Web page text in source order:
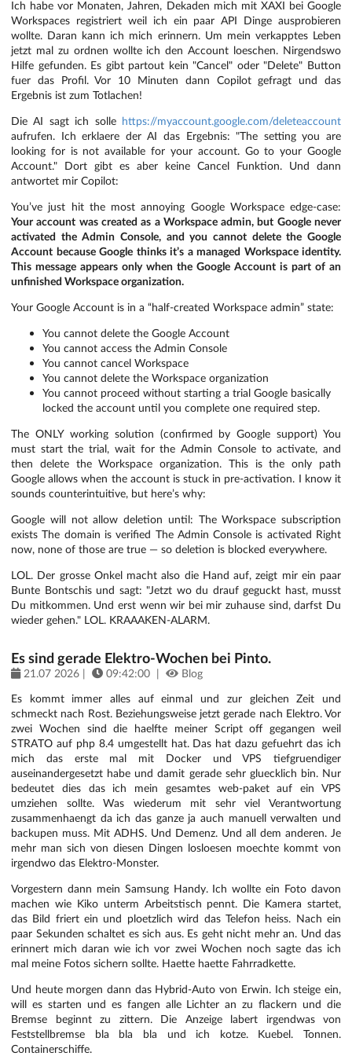
Ich habe vor Monaten, Jahren, Dekaden mich mit XAXI bei Google
Workspaces registriert weil ich ein paar API Dinge ausprobieren
wollte. Daran kann ich mich erinnern. Um mein verkapptes Leben
jetzt mal zu ordnen wollte ich den Account loeschen. Nirgendswo
Hilfe gefunden. Es gibt partout kein "Cancel" oder "Delete" Button
fuer das Profil. Vor 10 Minuten dann Copilot gefragt und das
Ergebnis ist zum Totlachen!
Die AI sagt ich solle https://myaccount.google.com/deleteaccount
aufrufen. Ich erklaere der AI das Ergebnis: "The setting you are
looking for is not available for your account. Go to your Google
Account." Dort gibt es aber keine Cancel Funktion. Und dann
antwortet mir Copilot:
You’ve just hit the most annoying Google Workspace edge‑case:
Your account was created as a Workspace admin, but Google never
activated the Admin Console, and you cannot delete the Google
Account because Google thinks it’s a managed Workspace identity.
This message appears only when the Google Account is part of an
unfinished Workspace organization.
Your Google Account is in a “half‑created Workspace admin” state:
You cannot delete the Google Account
You cannot access the Admin Console
You cannot cancel Workspace
You cannot delete the Workspace organization
You cannot proceed without starting a trial Google basically
locked the account until you complete one required step.
The ONLY working solution (confirmed by Google support) You
must start the trial, wait for the Admin Console to activate, and
then delete the Workspace organization. This is the only path
Google allows when the account is stuck in pre‑activation. I know it
sounds counterintuitive, but here’s why:
Google will not allow deletion until: The Workspace subscription
exists The domain is verified The Admin Console is activated Right
now, none of those are true — so deletion is blocked everywhere.
LOL. Der grosse Onkel macht also die Hand auf, zeigt mir ein paar
Bunte Bontschis und sagt: "Jetzt wo du drauf geguckt hast, musst
Du mitkommen. Und erst wenn wir bei mir zuhause sind, darfst Du
wieder gehen." LOL. KRAAAKEN-ALARM.
Es sind gerade Elektro-Wochen bei Pinto.
21.07 2026 | 09:42:00 |
Blog
Es kommt immer alles auf einmal und zur gleichen Zeit und
schmeckt nach Rost. Beziehungsweise jetzt gerade nach Elektro. Vor
zwei Wochen sind die haelfte meiner Script off gegangen weil
STRATO auf php 8.4 umgestellt hat. Das hat dazu gefuehrt das ich
mich das erste mal mit Docker und VPS tiefgruendiger
auseinandergesetzt habe und damit gerade sehr gluecklich bin. Nur
bedeutet dies das ich mein gesamtes web-paket auf ein VPS
umziehen sollte. Was wiederum mit sehr viel Verantwortung
zusammenhaengt da ich das ganze ja auch manuell verwalten und
backupen muss. Mit ADHS. Und Demenz. Und all dem anderen. Je
mehr man sich von diesen Dingen losloesen moechte kommt von
irgendwo das Elektro-Monster.
Vorgestern dann mein Samsung Handy. Ich wollte ein Foto davon
machen wie Kiko unterm Arbeitstisch pennt. Die Kamera startet,
das Bild friert ein und ploetzlich wird das Telefon heiss. Nach ein
paar Sekunden schaltet es sich aus. Es geht nicht mehr an. Und das
erinnert mich daran wie ich vor zwei Wochen noch sagte das ich
mal meine Fotos sichern sollte. Haette haette Fahrradkette.
Und heute morgen dann das Hybrid-Auto von Erwin. Ich steige ein,
will es starten und es fangen alle Lichter an zu flackern und die
Bremse beginnt zu zittern. Die Anzeige labert irgendwas von
Feststellbremse bla bla bla und ich kotze. Kuebel. Tonnen.
Containerschiffe.